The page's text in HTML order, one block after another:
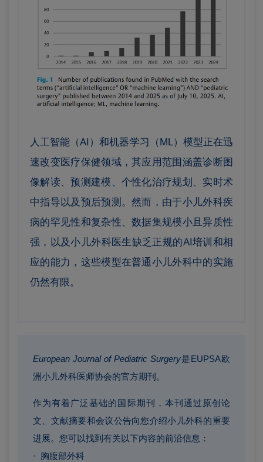
人工智能（AI）和机器学习（ML）模型正在迅
速改变医疗保健领域，其应用范围涵盖诊断图
像解读、预测建模、个性化治疗规划、实时术
中指导以及预后预测。然而，由于小儿外科疾
病的罕见性和复杂性、数据集规模小且异质性
强，以及小儿外科医生缺乏正规的AI培训和相
应的能力，这些模型在普通小儿外科中的实施
仍然有限。
European Journal of Pediatric Surgery是EUPSA欧
洲小儿外科医师协会的官方期刊。
作为有着广泛基础的国际期刊，本刊通过原创论
文、文献摘要和会议公告向您介绍小儿外科的重要
进展。 您可以找到有关以下内容的前沿信息：
· 胸腹部外科